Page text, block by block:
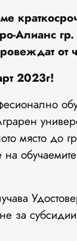
Алианс
от
2023г!
място до
за